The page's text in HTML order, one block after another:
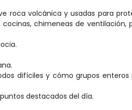
roca volcánica y usadas para
chimeneas de ventilación,
difíciles y cómo grupos enteros
destacados del día.